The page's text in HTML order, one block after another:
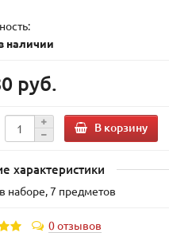
наличии
руб.
В корзину
характеристики
наборе, 7 предметов
0 отзывов